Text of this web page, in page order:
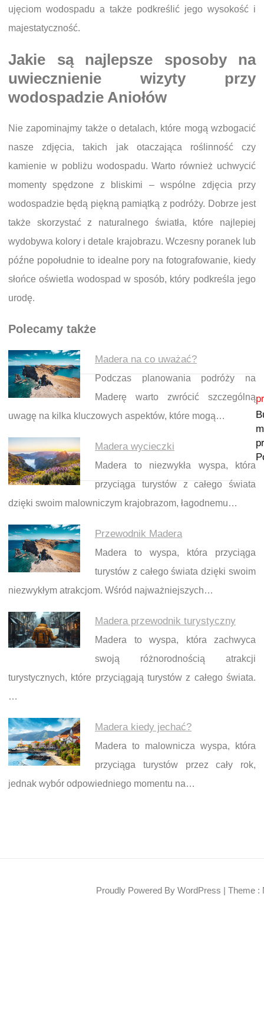
ujęciom wodospadu a także podkreślić jego wysokość i
majestatyczność.
Jakie są najlepsze sposoby na
uwiecznienie wizyty przy
wodospadzie Aniołów
Nie zapominajmy także o detalach, które mogą wzbogacić
nasze zdjęcia, takich jak otaczająca roślinność czy
kamienie w pobliżu wodospadu. Warto również uchwycić
momenty spędzone z bliskimi – wspólne zdjęcia przy
wodospadzie będą piękną pamiątką z podróży. Dobrze jest
także skorzystać z naturalnego światła, które najlepiej
wydobywa kolory i detale krajobrazu. Wczesny poranek lub
późne popołudnie to idealne pory na fotografowanie, kiedy
słońce oświetla wodospad w sposób, który podkreśla jego
urodę.
Polecamy także
Madera na co uważać?
Podczas planowania podróży na
Maderę warto zwrócić szczególną
uwagę na kilka kluczowych aspektów, które mogą…
Madera wycieczki
Madera to niezwykła wyspa, która
przyciąga turystów z całego świata
dzięki swoim malowniczym krajobrazom, łagodnemu…
Przewodnik Madera
Madera to wyspa, która przyciąga
turystów z całego świata dzięki swoim
niezwykłym atrakcjom. Wśród najważniejszych…
Madera przewodnik turystyczny
Madera to wyspa, która zachwyca
swoją różnorodnością atrakcji
turystycznych, które przyciągają turystów z całego świata.
…
Madera kiedy jechać?
Madera to malownicza wyspa, która
przyciąga turystów przez cały rok,
jednak wybór odpowiedniego momentu na…
Nawigacja wpisu
Proudly Powered By WordPress | Theme :